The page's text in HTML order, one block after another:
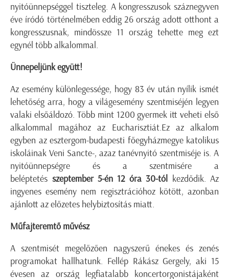
nyitóünnepséggel tiszteleg. A kongresszusok száznegyven
éve íródó történelmében eddig 26 ország adott otthont a
kongresszusnak, mindössze 11 ország tehette meg ezt
egynél több alkalommal.
Ünnepeljünk együtt!
Az esemény különlegessége, hogy 83 év után nyílik ismét
lehetőség arra, hogy a világesemény szentmiséjén legyen
valaki elsőáldozó. Több mint 1200 gyermek itt veheti első
alkalommal magához az Eucharisztiát.Ez az alkalom
egyben az esztergom-budapesti főegyházmegye katolikus
iskoláinak Veni Sancte-, azaz tanévnyitó szentmiséje is. A
nyitóünnepségre és a szentmisére a
beléptetés szeptember 5-én 12 óra 30-tól
kezdődik. Az
ingyenes esemény nem regisztrációhoz kötött, azonban
ajánlott az előzetes helybiztosítás miatt.
Műfajteremtő művész
A szentmisét megelőzően nagyszerű énekes és zenés
programokat hallhatunk. Fellép Rákász Gergely, aki 15
évesen az ország legfiatalabb koncertorgonistájaként